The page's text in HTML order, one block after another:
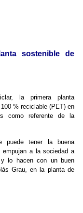
sostenible de
la primera planta
% reciclable (PET) en
como referente de la
puede tener la buena
empujan a la sociedad a
lo hacen con un buen
Grau, en la planta de